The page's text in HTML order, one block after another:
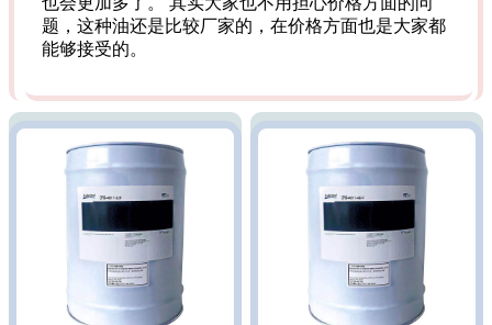
题，这种油还是比较厂家的，在价格方面也是大家都
能够接受的。